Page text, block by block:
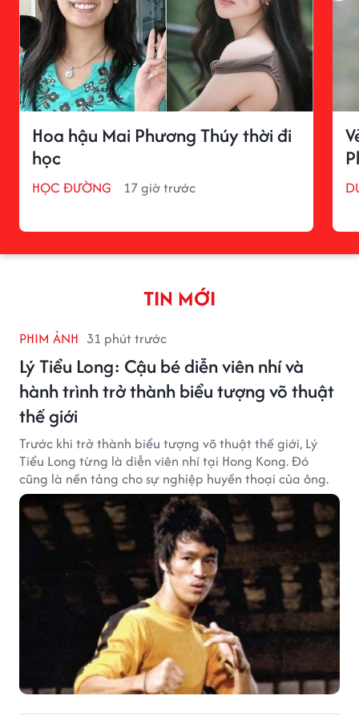
Hoa hậu Mai Phương Thúy thời đi
học
HỌC ĐƯỜNG 17 giờ trước
TIN MỚI
PHIM ẢNH 31 phút trước
Lý Tiểu Long: Cậu bé diễn viên nhí và
hành trình trở thành biểu tượng võ thuật
thế giới
Trước khi trở thành biểu tượng võ thuật thế giới, Lý
Tiểu Long từng là diễn viên nhí tại Hong Kong. Đó
cũng là nền tảng cho sự nghiệp huyền thoại của ông.